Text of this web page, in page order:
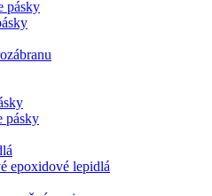
pásky
pásky
epoxidové lepidlá